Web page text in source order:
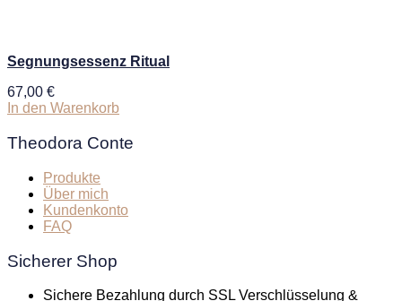
Segnungsessenz Ritual
67,00 €
In den Warenkorb
Theodora Conte
Produkte
Über mich
Kundenkonto
FAQ
Sicherer Shop
Sichere Bezahlung durch SSL Verschlüsselung &